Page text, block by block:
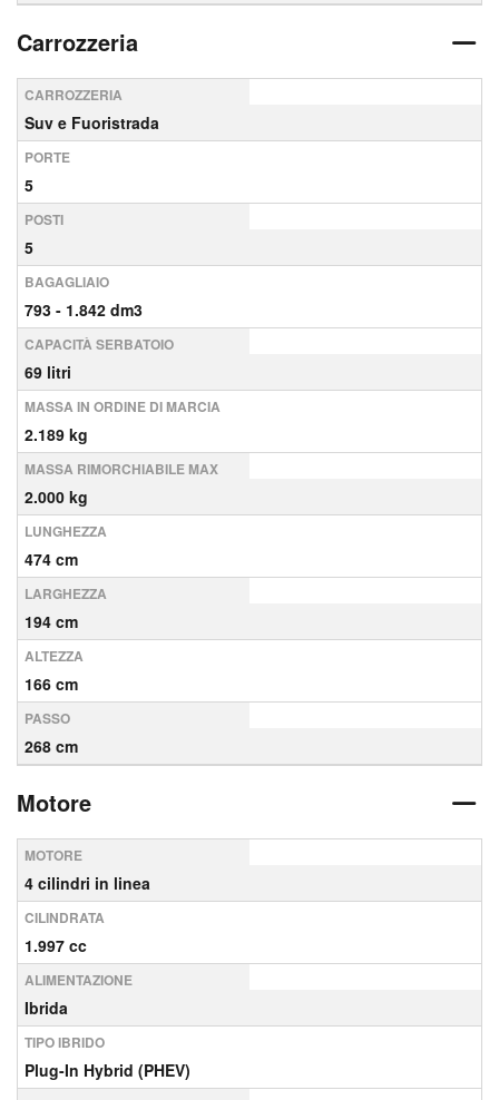
Carrozzeria
CARROZZERIA
Suv e Fuoristrada
PORTE
5
POSTI
5
BAGAGLIAIO
793 - 1.842 dm3
CAPACITÀ SERBATOIO
69 litri
MASSA IN ORDINE DI MARCIA
2.189 kg
MASSA RIMORCHIABILE MAX
2.000 kg
LUNGHEZZA
474 cm
LARGHEZZA
194 cm
ALTEZZA
166 cm
PASSO
268 cm
Motore
MOTORE
4 cilindri in linea
CILINDRATA
1.997 cc
ALIMENTAZIONE
Ibrida
TIPO IBRIDO
Plug-In Hybrid (PHEV)